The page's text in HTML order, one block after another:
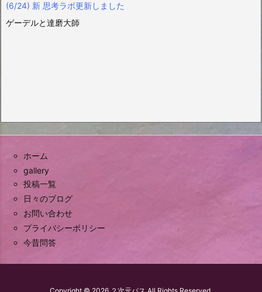
(6/24) 新 思考ラボ更新しました
ゲーデルと達磨大師
ホーム
gallery
投稿一覧
日々のブログ
お問い合わせ
プライバシーポリシー
今昔問答